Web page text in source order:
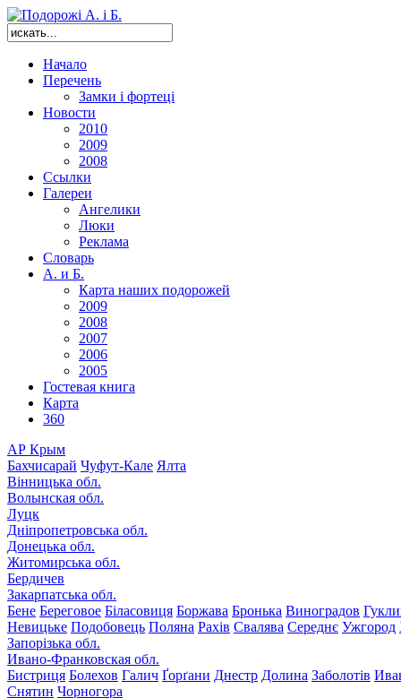
Начало
Перечень
Замки і фортеці
Новости
2010
2009
2008
Ссылки
Галереи
Ангелики
Люки
Реклама
Словарь
А. и Б.
Карта наших подорожей
2009
2008
2007
2006
2005
Гостевая книга
Карта
360
АР Крым
Бахчисарай Чуфут-Кале Ялта
Вінницька обл.
Волынская обл.
Луцк
Дніпропетровська обл.
Донецька обл.
Житомирська обл.
Бердичев
Закарпатська обл.
Бене Береговое Біласовиця Боржава Бронька Виноградов
Невицьке Подобовець Поляна Рахів Свалява Середнє Ужгород
Запорізька обл.
Ивано-Франковская обл.
Бистриця Болехов Галич Ґорґани Днестр Долина Заболотів
Снятин Чорногора